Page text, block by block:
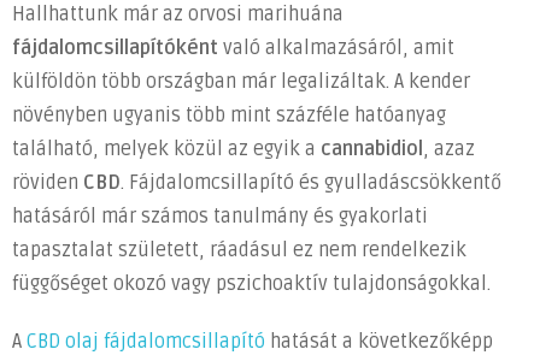
Hallhattunk már az orvosi marihuána
fájdalomcsillapítóként való alkalmazásáról, amit
külföldön több országban már legalizáltak. A kender
növényben ugyanis több mint százféle hatóanyag
található, melyek közül az egyik a cannabidiol , azaz
röviden CBD. Fájdalomcsillapító és gyulladáscsökkentő
hatásáról már számos tanulmány és gyakorlati
tapasztalat született, ráadásul ez nem rendelkezik
függőséget okozó vagy pszichoaktív tulajdonságokkal.
A CBD olaj fájdalomcsillapító hatását a következőképp